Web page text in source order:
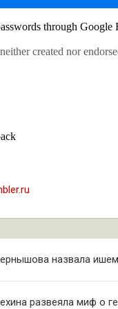
назвала
развеяла миф о